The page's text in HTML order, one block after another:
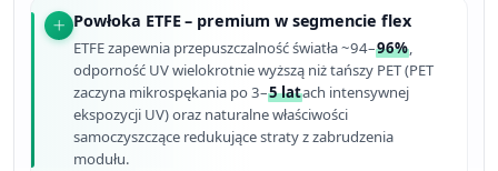
Powłoka ETFE – premium w segmencie flex
ETFE zapewnia przepuszczalność światła ~94–96%,
odporność UV wielokrotnie wyższą niż tańszy PET (PET
zaczyna mikrospękania po 3–5 latach intensywnej
ekspozycji UV) oraz naturalne właściwości
samoczyszczące redukujące straty z zabrudzenia
modułu.